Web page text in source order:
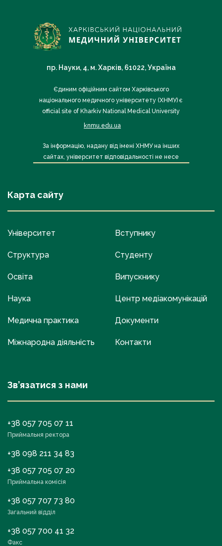
пр. Науки, 4, м. Харків, 61022, Україна
Єдиним офіційним сайтом Харківського
національного медичного університету (ХНМУ) є
official site of Kharkiv National Medical University
knmu.edu.ua
За інформацію, надану від імені ХНМУ на інших
сайтах, університет відповідальності не несе
Карта сайту
Університет
Структура
Освіта
Наука
Медична практика
Міжнародна діяльність
Вступнику
Студенту
Випускнику
Центр медіакомунікацій
Документи
Контакти
Зв’язатися з нами
+38 057 705 07 11
Приймальня ректора
+38 098 211 34 83
+38 057 705 07 20
Приймальна комісія
+38 057 707 73 80
Загальний відділ
+38 057 700 41 32
Факс